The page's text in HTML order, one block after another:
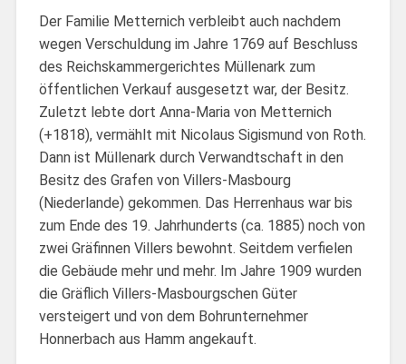
Der Familie Metternich verbleibt auch nachdem
wegen Verschuldung im Jahre 1769 auf Beschluss
des Reichskammergerichtes Müllenark zum
öffentlichen Verkauf ausgesetzt war, der Besitz.
Zuletzt lebte dort Anna-Maria von Metternich
(+1818), vermählt mit Nicolaus Sigismund von Roth.
Dann ist Müllenark durch Verwandtschaft in den
Besitz des Grafen von Villers-Masbourg
(Niederlande) gekommen. Das Herrenhaus war bis
zum Ende des 19. Jahrhunderts (ca. 1885) noch von
zwei Gräfinnen Villers bewohnt. Seitdem verfielen
die Gebäude mehr und mehr. Im Jahre 1909 wurden
die Gräflich Villers-Masbourgschen Güter
versteigert und von dem Bohrunternehmer
Honnerbach aus Hamm angekauft.